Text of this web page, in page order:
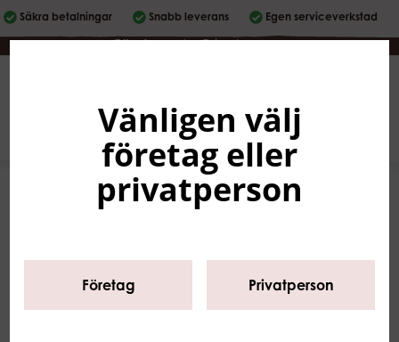
Säkra betalningar Snabb leverans Egen serviceverkstad
Företag | Privatperson
0
Vänligen välj
företag eller
privatperson
Företag Privatperson